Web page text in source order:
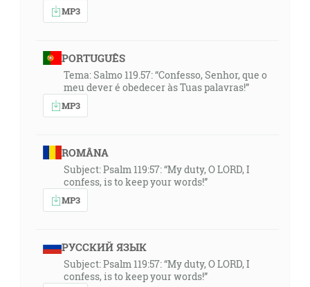
MP3
PORTUGUÊS
Tema: Salmo 119.57: “Confesso, Senhor, que o
meu dever é obedecer às Tuas palavras!”
MP3
ROMÂNA
Subject: Psalm 119:57: “My duty, O LORD, I
confess, is to keep your words!”
MP3
РУССКИЙ ЯЗЫК
Subject: Psalm 119:57: “My duty, O LORD, I
confess, is to keep your words!”